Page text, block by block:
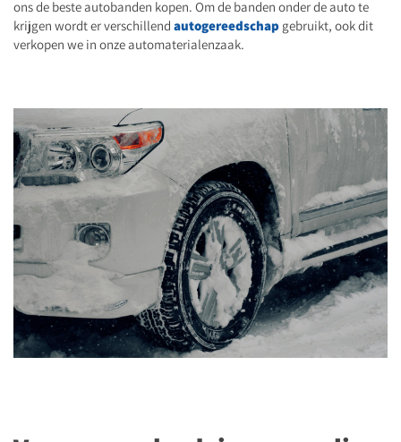
ons de beste autobanden kopen. Om de banden onder de auto te
krijgen wordt er verschillend autogereedschap gebruikt, ook dit
verkopen we in onze automaterialenzaak.